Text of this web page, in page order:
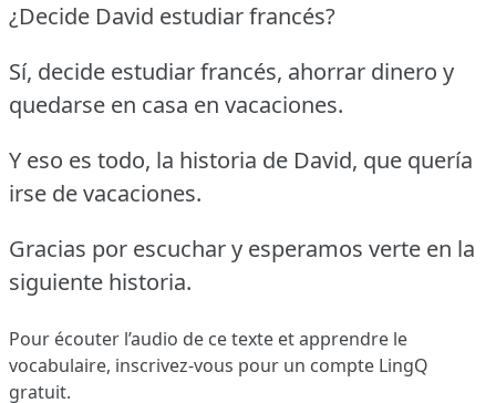
¿Decide David estudiar francés?
Sí, decide estudiar francés, ahorrar dinero y
quedarse en casa en vacaciones.
Y eso es todo, la historia de David, que quería
irse de vacaciones.
Gracias por escuchar y esperamos verte en la
siguiente historia.
Pour écouter l’audio de ce texte et apprendre le
vocabulaire, inscrivez-vous pour un compte LingQ
gratuit.